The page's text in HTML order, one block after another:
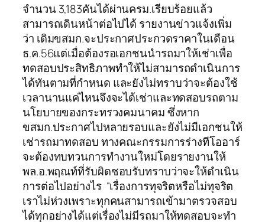
จำนวน 3,183คันได้ผ่านครม.เรียบร้อยแล้ว
สามารถเดินหน้าต่อไปได้ รายงานข่าวแจ้งเพิ่ม
ว่า เดิมขสมก.จะประกาศประกวดราคาในเดือน
ธ.ค.56แต่เมื่อต้องรอเอกชนนำรถมาให้เช่าเพื่อ
ทดสอบประสิทธิภาพทำให้ไม่สามารถดำเนินการ
ได้ทันตามที่กำหนด และยังไม่ทราบว่าจะต้องใช้
เวลานานแค่ไหนจึงจะได้เช่าและทดสอบรถตาม
นโยบายของกระทรวงคมนาคม ซึ่งหาก
ขสมก.ประกาศไปหลายรอบและยังไม่มีเอกชนให้
เช่ารถมาทดสอบ ทางคณะกรรมการร่างทีโออาร์
จะต้องทบทวนการทำงานใหม่โดยรายงานให้
พล.อ.พฤณท์ที่รับผิดชอบรับทราบว่าจะให้ดำเนิน
การต่อไปอย่างไร “เรื่องการทุจริตหรือไม่ทุจริต
เราไม่ห่วงเพราะทุกคนสามารถเข้ามาตรวจสอบ
ได้ทุกอย่างได้แต่เรื่องไม่มีรถมาให้ทดสอบจะทำ